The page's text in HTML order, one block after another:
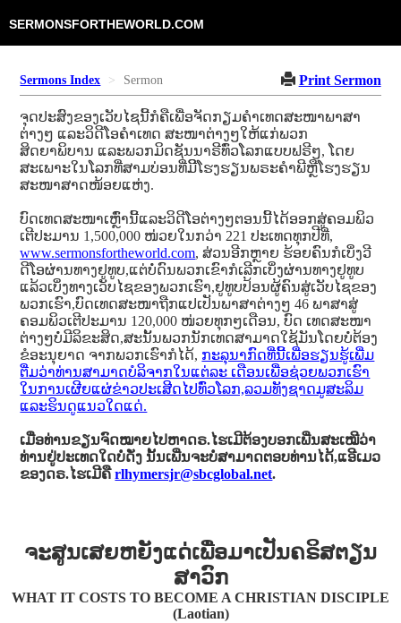
SERMONSFORTHEWORLD.COM
Sermons Index Sermon Print Sermon
ຈຸດປະສົງຂອງເວັບໄຊນີ້ກໍຄືເພື່ອຈັດກຽມຄໍາເທດສະໜາພາສາ
ຕ່າງໆ ແລະວິດີໂອຄໍາເທດ ສະໜາຕ່າງໆໃຫ້ແກ່ພວກ
ສິດຍາພິບານ ແລະພວກມິດຊັນນາຣີທົ່ວໂລກແບບຟຣີໆ, ໂດຍ
ສະເພາະໃນໂລກທີ່ສາມບ່ອນທີ່ມີິໂຮງຮຽນພຣະຄໍາພີຫຼືໂຮງຮຽນ
ສະໜາສາດໜ້ອຍແຫ່ງ.
ບົດເທດສະໜາເຫຼົ່ານີ້ແລະວິດີໂອຕ່າງໆຕອນນີ້ໄດ້ອອກສູ່ຄອມພິວ
ເຕີປະມານ 1,500,000 ໜ່ວຍໃນກວ່າ 221 ປະເທດທຸກປີທີ່,
www.sermonsfortheworld.com, ສ່ວນອີກຫຼາຍ ຮ້ອຍຄົນກໍເບິ່ງວີ
ດີໂອຜ່ານທາງຢູທູບ,ແຕ່ບໍ່ດົນພວກເຂົາກໍເລີກເບິ່ງຜ່ານທາງຢູທູບ
ແລ້ວເບິ່ງທາງເວັບໄຊຂອງພວກເຮົາ,ຢູທູບປ້ອນຜູ້ຄົນສູ່ເວັບໄຊຂອງ
ພວກເຮົາ,ບົດເທດສະໜາຖືກແປເປັນພາສາຕ່າງໆ 46 ພາສາສູ່
ຄອມພິວເຕີປະມານ 120,000 ໜ່ວຍທຸກໆເດືອນ, ບົດ ເທດສະໜາ
ຕ່າງໆບໍ່ມີລິຂະສິດ,ສະນັ້ນພວກນັກເທດສາມາດໃຊ້ມັນໂດຍບໍ່ຕ້ອງ
ຂໍອະນຸຍາດ ຈາກພວກເຮົາກໍໄດ້, ກະລຸນາກົດທີ່ນີ້ເພື່ອຮຽນຮູ້ເພີ່ມ
ຕື່ມວ່າທ່ານສາມາດບໍລິຈາກໃນແຕ່ລະ ເດືອນເພື່ອຊ່ວຍພວກເຮົາ
ໃນການເຜີຍແຜ່ຂ່າວປະເສີດໄປທົ່ວໂລກ,ລວມທັງຊາດມູສະລິມ
ແລະຮິນດູແນວໃດແດ່.
ເມື່ອທ່ານຂຽນຈົດໝາຍໄປຫາດຣ.ໄຮເມີຕ້ອງບອກເພີ່ນສະເໝີວ່າ
ທ່ານຢູ່ປະເທດໃດບໍ່ດັ່ງ ນັ້ນເພີ່ນຈະບໍ່ສາມາດຕອບທ່ານໄດ້,ແອີເມວ
ຂອງດຣ.ໄຮເມີຄືrlhymersjr@sbcglobal.net.
ຈະສູນເສຍຫຍັງແດ່ເພື່ອມາເປັນຄຣິສຕຽນ
ສາວົກ
WHAT IT COSTS TO BECOME A CHRISTIAN DISCIPLE
(Laotian)